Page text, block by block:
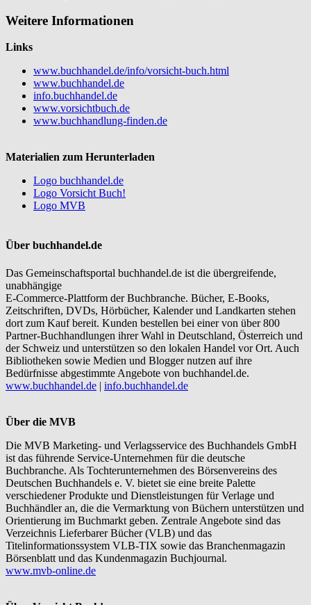
Weitere Informationen
Links
www.buchhandel.de/info/vorsicht-buch.html
www.buchhandel.de
info.buchhandel.de
www.vorsichtbuch.de
www.buchhandlung-finden.de
Materialien zum Herunterladen
Logo buchhandel.de
Logo Vorsicht Buch!
Logo MVB
Über buchhandel.de
Das Gemeinschaftsportal buchhandel.de ist die übergreifende,
unabhängige
E-Commerce-Plattform der Buchbranche. Bücher, E-Books,
Zeitschriften, DVDs, Hörbücher, Kalender und Landkarten stehen
dort zum Kauf bereit. Kunden bestellen bei einer von über 800
Partner-Buchhandlungen ihrer Wahl in Deutschland, Österreich und
der Schweiz und unterstützen so den lokalen Handel vor Ort. Auch
Bibliotheken sowie Medien und Blogger nutzen auf ihre
Bedürfnisse abgestimmte Angebote von buchhandel.de.
www.buchhandel.de | info.buchhandel.de
Über die MVB
Die MVB Marketing- und Verlagsservice des Buchhandels GmbH
ist das führende Service-Unternehmen für die deutsche
Buchbranche. Als Tochterunternehmen des Börsenvereins des
Deutschen Buchhandels e. V. bietet sie eine breite Palette
verschiedener Produkte und Dienstleistungen für Verlage und
Buchhändler an, die die Vermarktung von Büchern unterstützen und
Orientierung im Buchmarkt geben. Zentrale Angebote sind das
Verzeichnis Lieferbarer Bücher (VLB) und das
Titelinformationssystem VLB-TIX sowie das Branchenmagazin
Börsenblatt und das Kundenmagazin Buchjournal.
www.mvb-online.de